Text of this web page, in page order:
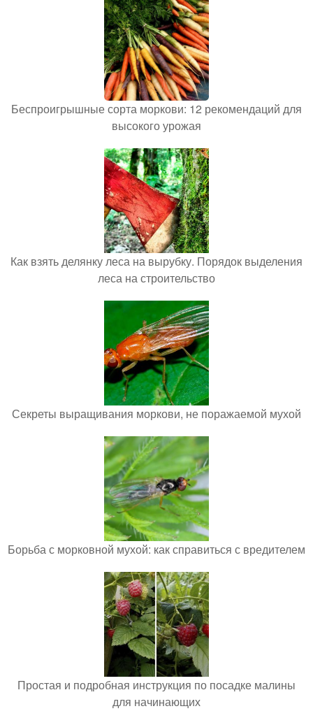
Беспроигрышные сорта моркови: 12 рекомендаций для
высокого урожая
Как взять делянку леса на вырубку. Порядок выделения
леса на строительство
Секреты выращивания моркови, не поражаемой мухой
Борьба с морковной мухой: как справиться с вредителем
Простая и подробная инструкция по посадке малины
для начинающих